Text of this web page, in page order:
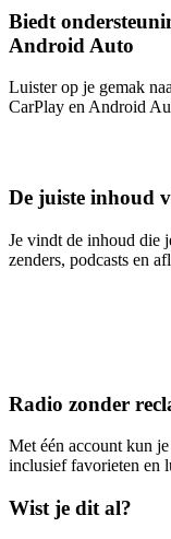
Biedt
Android Auto
Luister op je gemak
CarPlay en Android
De juiste inhoud
Je vindt de inhoud die
zenders, podcasts en
Radio zonder
Met één account kun
inclusief favorieten en
Wist je dit al?